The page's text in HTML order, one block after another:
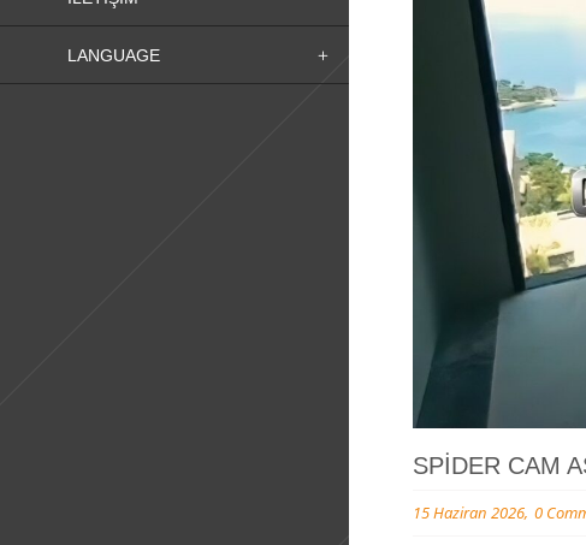
LANGUAGE
SPIDER CAM
15 Haziran 2026 0